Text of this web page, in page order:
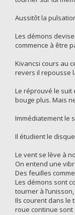
Aussitôt la
Les démons
commence à être
Kivancsi cours au
revers il repousse
Le réprouvé le suit
bouge plus. Mais
Immédiatement le
Il étudient le
Le vent se lève à
On entend une
Des feuilles
Les démons sont
tourner à
Ils courent dans le
roue continue sont